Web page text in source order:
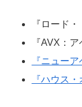
『ロード
『AVX：
『ニュー
『ハウス